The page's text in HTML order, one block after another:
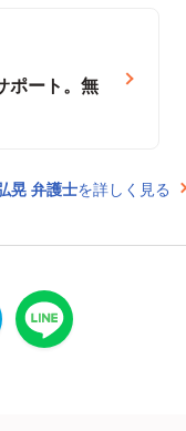
ポート。無
晃 弁護士を詳しく見る